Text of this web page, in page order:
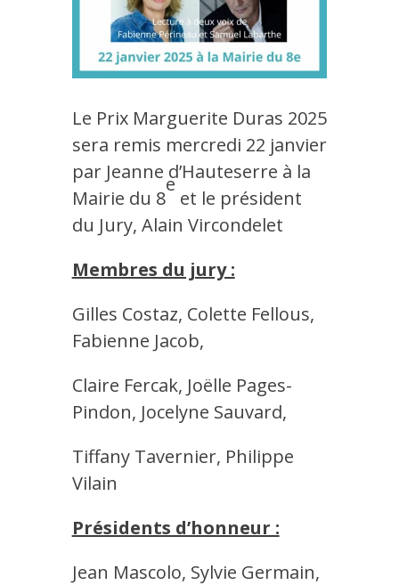
Le Prix Marguerite Duras 2025
sera remis mercredi 22 janvier
par Jeanne d’Hauteserre à la
Mairie du 8
e
et le président
du Jury, Alain Vircondelet
Membres du jury :
Gilles Costaz, Colette Fellous,
Fabienne Jacob,
Claire Fercak, Joëlle Pages-
Pindon, Jocelyne Sauvard,
Tiffany Tavernier, Philippe
Vilain
Présidents d’honneur :
Jean Mascolo, Sylvie Germain,